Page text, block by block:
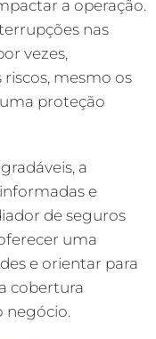
a operação.
nas
vezes,
mesmo os
proteção
a
e
de seguros
uma
e orientar para
cobertura
negócio.